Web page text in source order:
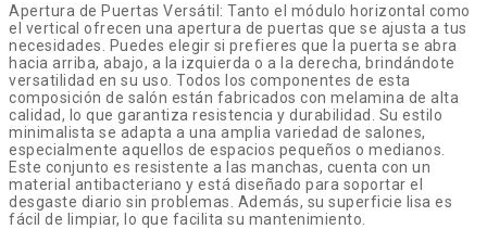
Apertura de Puertas Versátil: Tanto el módulo horizontal como
el vertical ofrecen una apertura de puertas que se ajusta a tus
necesidades. Puedes elegir si prefieres que la puerta se abra
hacia arriba, abajo, a la izquierda o a la derecha, brindándote
versatilidad en su uso. Todos los componentes de esta
composición de salón están fabricados con melamina de alta
calidad, lo que garantiza resistencia y durabilidad. Su estilo
minimalista se adapta a una amplia variedad de salones,
especialmente aquellos de espacios pequeños o medianos.
Este conjunto es resistente a las manchas, cuenta con un
material antibacteriano y está diseñado para soportar el
desgaste diario sin problemas. Además, su superficie lisa es
fácil de limpiar, lo que facilita su mantenimiento.